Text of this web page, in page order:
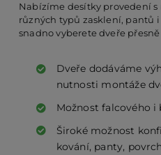
Nabízíme desítky provedení
různých typů zasklení, pantů
snadno vyberete dveře
Dveře dodáváme
nutnosti montáže
Možnost falcového i
Široké možnost
kování, panty,